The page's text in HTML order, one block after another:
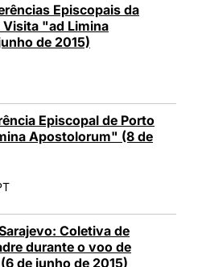
Episcopais da
Visita "ad Limina
de 2015)
Episcopal de Porto
Apostolorum" (8 de
Coletiva de
durante o voo de
de junho de 2015)